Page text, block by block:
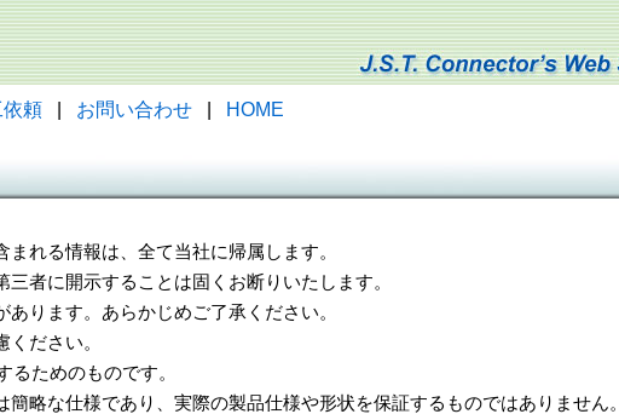
依頼 お問い合わせ HOME
れる情報は、全て当社に帰属します。
者に開示することは固くお断りいたします。
ります。あらかじめご了承ください。
ださい。
ためのものです。
略な仕様であり、実際の製品仕様や形状を保証するものではありません。